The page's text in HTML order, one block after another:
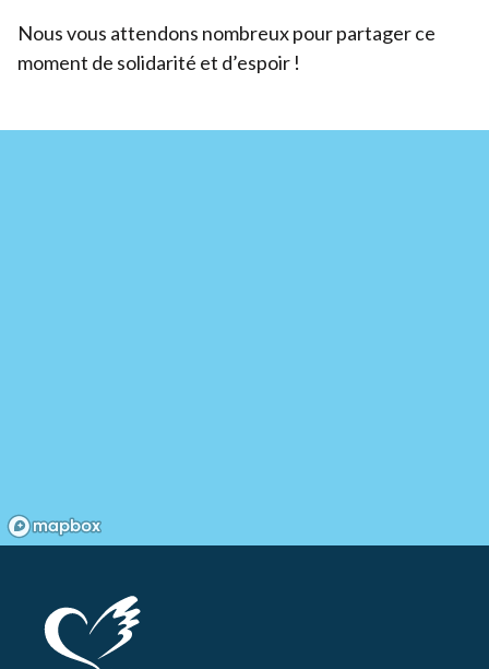
Nous vous attendons nombreux pour partager ce
moment de solidarité et d’espoir !